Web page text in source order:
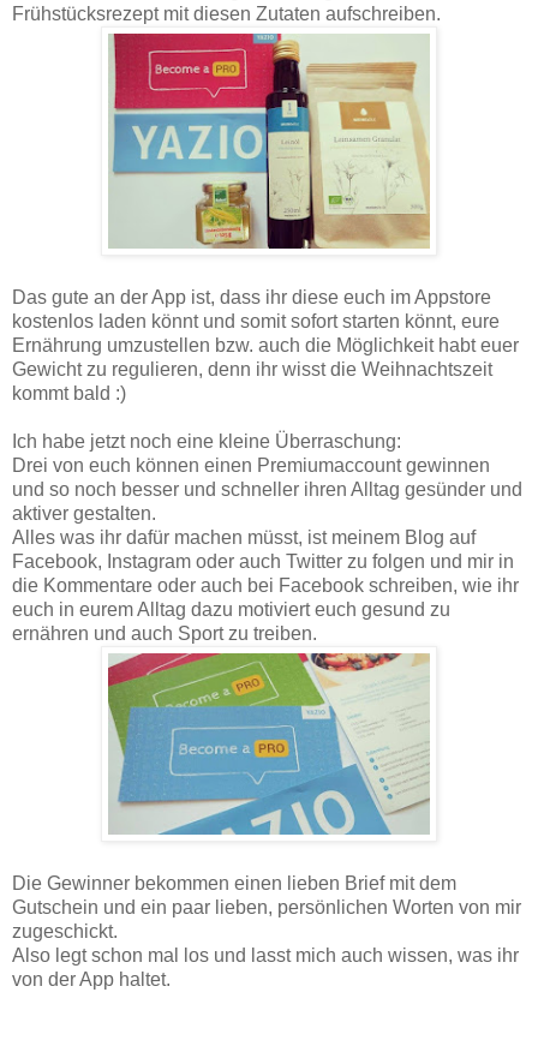
Frühstücksrezept mit diesen Zutaten aufschreiben.
Das gute an der App ist, dass ihr diese euch im Appstore
kostenlos laden könnt und somit sofort starten könnt, eure
Ernährung umzustellen bzw. auch die Möglichkeit habt euer
Gewicht zu regulieren, denn ihr wisst die Weihnachtszeit
kommt bald :)
Ich habe jetzt noch eine kleine Überraschung:
Drei von euch können einen Premiumaccount gewinnen
und so noch besser und schneller ihren Alltag gesünder und
aktiver gestalten.
Alles was ihr dafür machen müsst, ist meinem Blog auf
Facebook, Instagram oder auch Twitter zu folgen und mir in
die Kommentare oder auch bei Facebook schreiben, wie ihr
euch in eurem Alltag dazu motiviert euch gesund zu
ernähren und auch Sport zu treiben.
Die Gewinner bekommen einen lieben Brief mit dem
Gutschein und ein paar lieben, persönlichen Worten von mir
zugeschickt.
Also legt schon mal los und lasst mich auch wissen, was ihr
von der App haltet.